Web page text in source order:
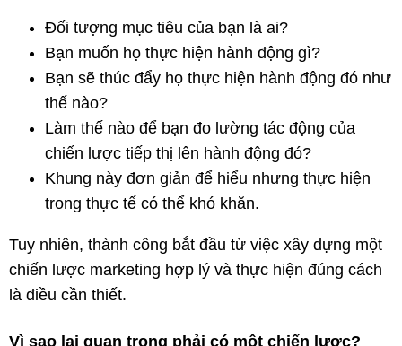
Đối tượng mục tiêu của bạn là ai?
Bạn muốn họ thực hiện hành động gì?
Bạn sẽ thúc đẩy họ thực hiện hành động đó như
thế nào?
Làm thế nào để bạn đo lường tác động của
chiến lược tiếp thị lên hành động đó?
Khung này đơn giản để hiểu nhưng thực hiện
trong thực tế có thể khó khăn.
Tuy nhiên, thành công bắt đầu từ việc xây dựng một
chiến lược marketing hợp lý và thực hiện đúng cách
là điều cần thiết.
Vì sao lại quan trọng phải có một chiến lược?